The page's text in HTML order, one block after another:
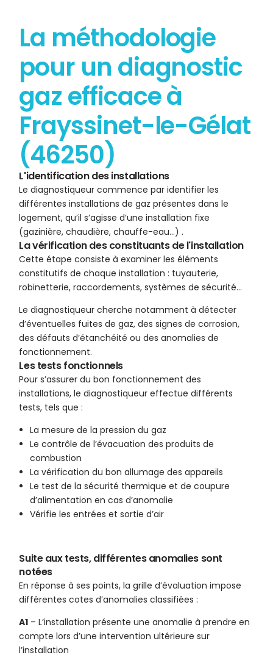
La méthodologie
pour un diagnostic
gaz efficace à
Frayssinet-le-Gélat
(46250)
L'identification des installations
Le diagnostiqueur commence par identifier les
différentes installations de gaz présentes dans le
logement, qu’il s’agisse d’une installation fixe
(gazinière, chaudière, chauffe-eau…) .
La vérification des constituants de l'installation
Cette étape consiste à examiner les éléments
constitutifs de chaque installation : tuyauterie,
robinetterie, raccordements, systèmes de sécurité…
Le diagnostiqueur cherche notamment à détecter
d’éventuelles fuites de gaz, des signes de corrosion,
des défauts d’étanchéité ou des anomalies de
fonctionnement.
Les tests fonctionnels
Pour s’assurer du bon fonctionnement des
installations, le diagnostiqueur effectue différents
tests, tels que :
La mesure de la pression du gaz
Le contrôle de l’évacuation des produits de
combustion
La vérification du bon allumage des appareils
Le test de la sécurité thermique et de coupure
d’alimentation en cas d’anomalie
Vérifie les entrées et sortie d’air
Suite aux tests, différentes anomalies sont
notées
En réponse à ses points, la grille d’évaluation impose
différentes cotes d’anomalies classifiées :
A1 – L’installation présente une anomalie à prendre en
compte lors d’une intervention ultérieure sur
l’installation